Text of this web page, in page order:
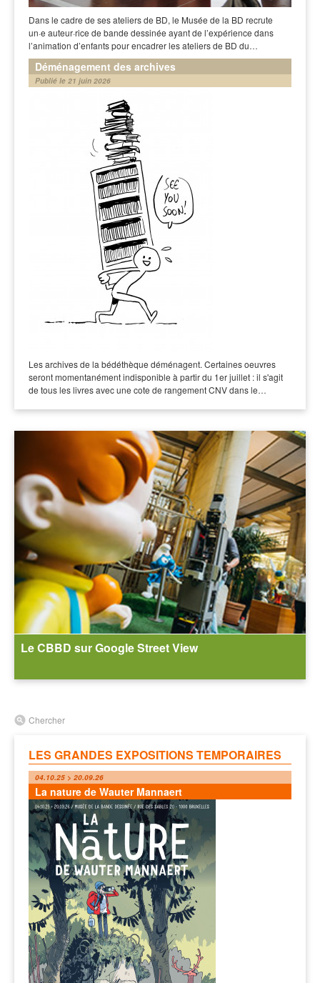
Dans le cadre de ses ateliers de BD, le Musée de la BD recrute
un·e auteur·rice de bande dessinée ayant de l’expérience dans
l’animation d’enfants pour encadrer les ateliers de BD du…
Déménagement des archives
Publié le 21 juin 2026
Les archives de la bédéthèque déménagent. Certaines oeuvres
seront momentanément indisponible à partir du 1er juillet : il s'agit
de tous les livres avec une cote de rangement CNV dans le…
Le CBBD sur Google Street View
Chercher
LES GRANDES EXPOSITIONS TEMPORAIRES
04.10.25 > 20.09.26
La nature de Wauter Mannaert